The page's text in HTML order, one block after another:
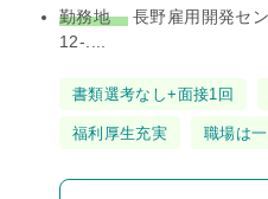
勤務地長野雇用開発セ
12-....
タ書類選考なし+面接1回
福利厚生充実 職場は